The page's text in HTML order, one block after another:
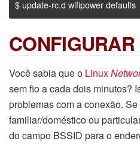
$ update-rc.d wifipower defaults
Você sabia que o Linux
sem fio a cada dois minutos?
problemas com a conexão.
familiar/doméstico ou
do campo BSSID para o